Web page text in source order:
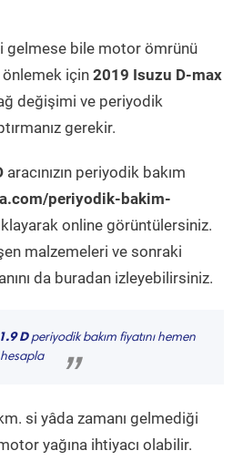
gelmese bile motor ömrünü
önlemek için 2019 Isuzu D-max
değişimi ve periyodik
gerekir.
aracınızın periyodik bakım
periyodik-bakim-
online görüntülersiniz.
malzemeleri ve sonraki
da buradan izleyebilirsiniz.
Dperiyodik bakım fiyatını hemen
hesapla
”
si yâda zamanı gelmediği
yağına ihtiyacı olabilir.